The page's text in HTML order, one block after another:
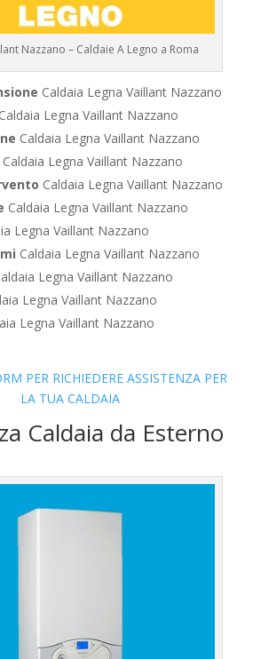
Nazzano – Caldaie A Legno a Roma
Caldaia Legna Vaillant Nazzano
Caldaia Legna Vaillant Nazzano
Caldaia Legna Vaillant Nazzano
Caldaia Legna Vaillant Nazzano
Caldaia Legna Vaillant Nazzano
Caldaia Legna Vaillant Nazzano
Legna Vaillant Nazzano
Caldaia Legna Vaillant Nazzano
Legna Vaillant Nazzano
Legna Vaillant Nazzano
Legna Vaillant Nazzano
PER RICHIEDERE ASSISTENZA PER
LA TUA CALDAIA
Caldaia da Esterno